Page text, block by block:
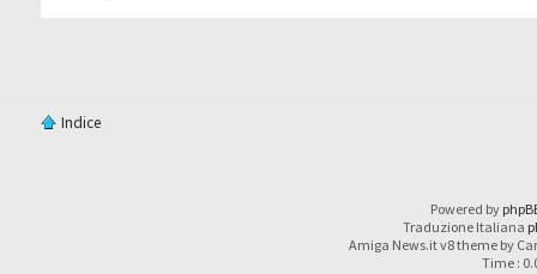
Indice
Powered by
Traduzione Italiana
Amiga News.it v8 theme by
Time :